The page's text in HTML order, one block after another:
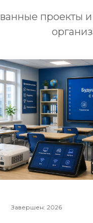
проекты
Завершен: 2026